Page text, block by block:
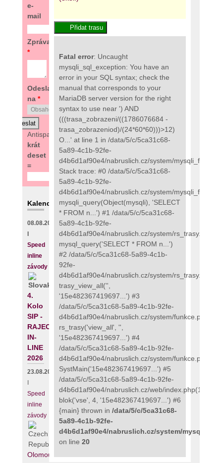
e-
mail
Zpráva
*
Odeslat
na *
Antispam:
3
krát
deset
=
Kalendář
08.08.2026
Speed
inline
závody
4.
Kolo
SIP -
RAJECKÝ
IN-
LINE
2026
23.08.2026
Speed
inline
závody
Olomouc
Fatal error: Uncaught
mysqli_sql_exception: You have an
error in your SQL syntax; check the
manual that corresponds to your
MariaDB server version for the right
syntax to use near ') AND
(((trasa_zobrazeni/((1786076684 -
trasa_zobrazeniod)/(24*60*60)))>12)
O...' at line 1 in /data/5/c/5ca31c68-
5a89-4c1b-92fe-
d4b6d1af90e4/nabruslich.cz/system/
Stack trace: #0 /data/5/c/5ca31c68-
5a89-4c1b-92fe-
d4b6d1af90e4/nabruslich.cz/system/
mysqli_query(Object(mysqli), 'SELECT
* FROM n...') #1 /data/5/c/5ca31c68-
5a89-4c1b-92fe-
d4b6d1af90e4/nabruslich.cz/system/
mysql_query('SELECT * FROM n...')
#2 /data/5/c/5ca31c68-5a89-4c1b-
92fe-
d4b6d1af90e4/nabruslich.cz/system/
trasy_view_all('',
'15e482367419697...') #3
/data/5/c/5ca31c68-5a89-4c1b-92fe-
d4b6d1af90e4/nabruslich.cz/system/
rs_trasy('view_all', '',
'15e482367419697...') #4
/data/5/c/5ca31c68-5a89-4c1b-92fe-
d4b6d1af90e4/nabruslich.cz/system/
SystMain('15e482367419697...') #5
/data/5/c/5ca31c68-5a89-4c1b-92fe-
d4b6d1af90e4/nabruslich.cz/web/index.php(111):
blok('vse', 4, '15e482367419697...') #6
{main} thrown in /data/5/c/5ca31c68-
5a89-4c1b-92fe-
d4b6d1af90e4/nabruslich.cz/system/
on line 20